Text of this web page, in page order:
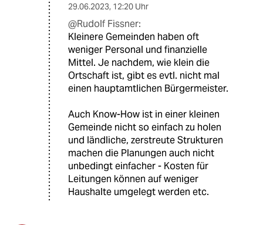
29.06.2023, 12:20 Uhr
@Rudolf Fissner:
Kleinere Gemeinden haben oft
weniger Personal und finanzielle
Mittel. Je nachdem, wie klein die
Ortschaft ist, gibt es evtl. nicht mal
einen hauptamtlichen Bürgermeister.
Auch Know-How ist in einer kleinen
Gemeinde nicht so einfach zu holen
und ländliche, zerstreute Strukturen
machen die Planungen auch nicht
unbedingt einfacher - Kosten für
Leitungen können auf weniger
Haushalte umgelegt werden etc.